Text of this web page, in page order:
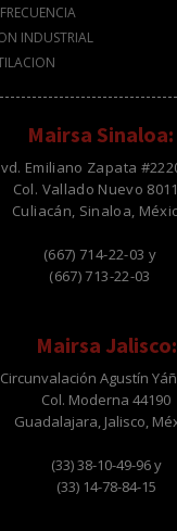
INDUSTRIAL
Mairsa Sinaloa:
Emiliano Zapata
Col. Vallado Nuevo
Culiacán, Sinaloa,
(667) 714-22-03 y
(667) 713-22-03
Mairsa Jalisco:
Agustín
Col. Moderna 44190
Guadalajara, Jalisco,
(33) 38-10-49-96 y
(33) 14-78-84-15